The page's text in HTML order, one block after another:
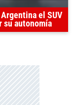
el SUV
su autonomía